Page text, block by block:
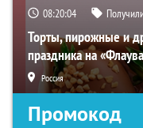
08:20:03
Торты, пирожные и
праздника на
Россия
Промокод